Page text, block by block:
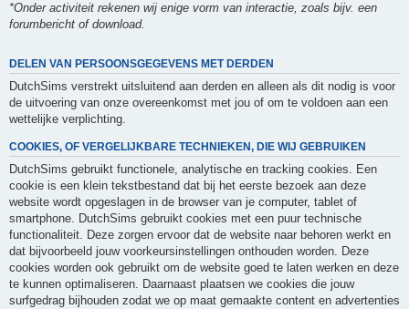
*Onder activiteit rekenen wij enige vorm van interactie, zoals bijv. een
forumbericht of download.
DELEN VAN PERSOONSGEGEVENS MET DERDEN
DutchSims verstrekt uitsluitend aan derden en alleen als dit nodig is voor
de uitvoering van onze overeenkomst met jou of om te voldoen aan een
wettelijke verplichting.
COOKIES, OF VERGELIJKBARE TECHNIEKEN, DIE WIJ GEBRUIKEN
DutchSims gebruikt functionele, analytische en tracking cookies. Een
cookie is een klein tekstbestand dat bij het eerste bezoek aan deze
website wordt opgeslagen in de browser van je computer, tablet of
smartphone. DutchSims gebruikt cookies met een puur technische
functionaliteit. Deze zorgen ervoor dat de website naar behoren werkt en
dat bijvoorbeeld jouw voorkeursinstellingen onthouden worden. Deze
cookies worden ook gebruikt om de website goed te laten werken en deze
te kunnen optimaliseren. Daarnaast plaatsen we cookies die jouw
surfgedrag bijhouden zodat we op maat gemaakte content en advertenties